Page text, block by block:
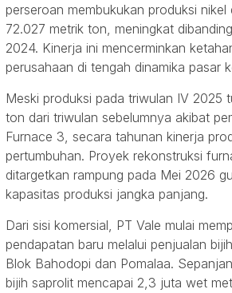
perseroan membukukan produksi
72.027 metrik ton, meningkat
2024. Kinerja ini mencerminkan
perusahaan di tengah dinamika pasar
Meski produksi pada triwulan IV 2025
ton dari triwulan sebelumnya akibat
Furnace 3, secara tahunan kinerja
pertumbuhan. Proyek rekonstruksi
ditargetkan rampung pada Mei 2026
kapasitas produksi jangka panjang.
Dari sisi komersial, PT Vale mulai
pendapatan baru melalui penjualan
Blok Bahodopi dan Pomalaa.
bijih saprolit mencapai 2,3 juta wet